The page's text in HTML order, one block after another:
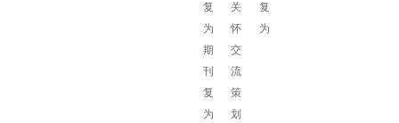
复
为
期
刊
复
为
关
怀
交
流
策
划
复
为